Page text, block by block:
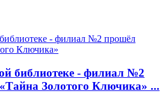
библиотеке - филиал №2
Золотого Ключика» ...